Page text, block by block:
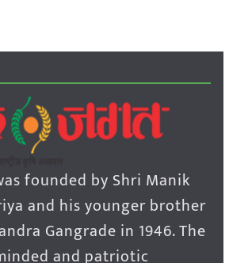
founded by Shri Manik
and his younger brother
Gangrade in 1946. The
and patriotic